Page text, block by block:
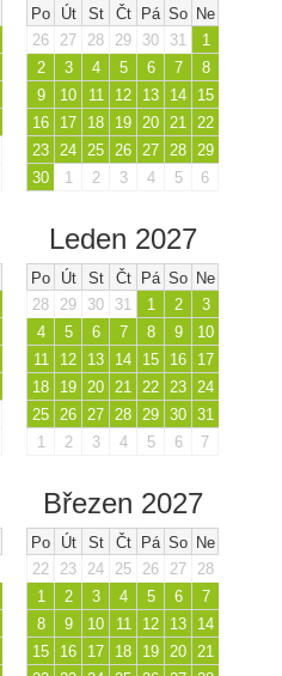
Po Út St Čt Pá So Ne
26
27 28 29 30 31
1
2
3 4 5 6 7
8
9
10 11 12 13 14
15
16
17 18 19 20 21
22
23
24 25 26 27 28
29
30
1 2 3 4 5 6
Leden 2027
Po Út St Čt Pá So Ne
28
29 30 31 1 2
3
4
5 6 7 8 9
10
11
12 13 14 15 16
17
18
19 20 21 22 23 24
25 26 27 28 29 30 31
1
2 3 4 5 6 7
Březen 2027
Po Út St Čt Pá So Ne
22
23 24 25 26 27
28
1
2 3 4 5 6
7
8
9 10 11 12 13
14
15
16 17 18 19 20 21